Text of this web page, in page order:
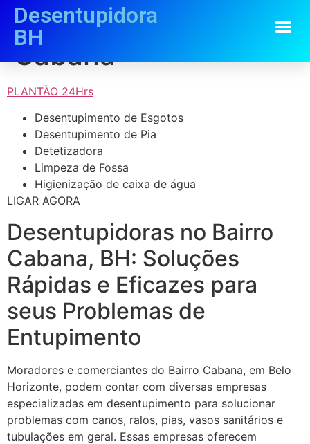
Desentupidora
BH
Desentupidora
Cabana
PLANTÃO 24Hrs
Desentupimento de Esgotos
Desentupimento de Pia
Detetizadora
Limpeza de Fossa
Higienização de caixa de água
LIGAR AGORA
Desentupidoras no Bairro
Cabana, BH: Soluções
Rápidas e Eficazes para
seus Problemas de
Entupimento
Moradores e comerciantes do Bairro Cabana, em Belo
Horizonte, podem contar com diversas empresas
especializadas em desentupimento para solucionar
problemas com canos, ralos, pias, vasos sanitários e
tubulações em geral. Essas empresas oferecem